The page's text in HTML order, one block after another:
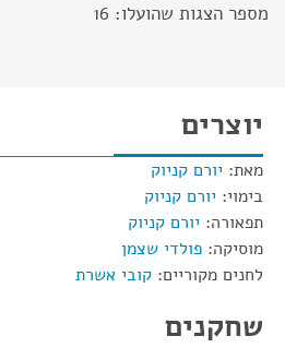
מספר הצגות שהועלו: 16
יוצרים
מאת: יורם קניוק
בימוי: יורם קניוק
תפאורה: יורם קניוק
מוסיקה: פולדי שצמן
לחנים מקוריים: קובי אשרת
שחקנים